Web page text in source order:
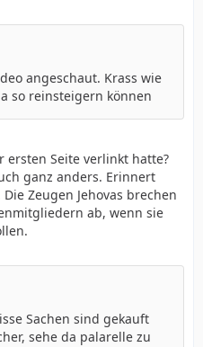
angeschaut. Krass wie
so reinsteigern können
ersten Seite verlinkt hatte?
ganz anders. Erinnert
Zeugen Jehovas brechen
ab, wenn sie
Sachen sind gekauft
sehe da palarelle zu